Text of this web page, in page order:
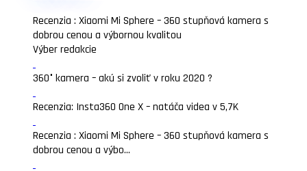
Recenzia : Xiaomi Mi Sphere – 360 stupňová kamera s
dobrou cenou a výbornou kvalitou
Výber redakcie
360° kamera – akú si zvoliť v roku 2020 ?
Recenzia: Insta360 One X – natáča videa v 5,7K
Recenzia : Xiaomi Mi Sphere – 360 stupňová kamera s
dobrou cenou a výbo...